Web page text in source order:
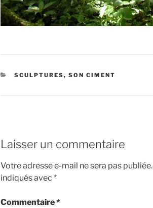
CATÉGORIES
SCULPTURES,SON CIMENT
Laisser un commentaire
Votre adresse e-mail ne sera pas publiée.
indiqués avec *
Commentaire*